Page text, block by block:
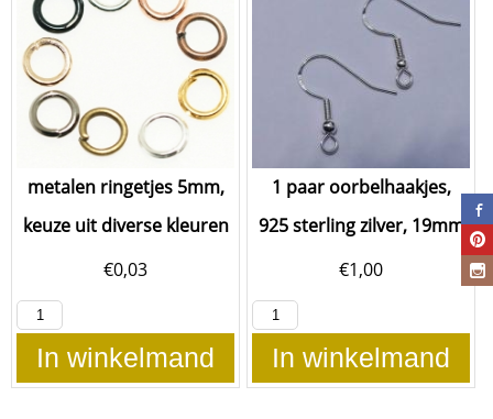
metalen ringetjes 5mm,
keuze uit diverse kleuren
€0,03
In winkelmand
1 paar oorbelhaakjes,
925 sterling zilver, 19mm
€1,00
In winkelmand